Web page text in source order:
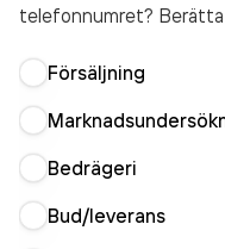
telefonnumret?
Försäljning
Bedrägeri
Bud/leverans